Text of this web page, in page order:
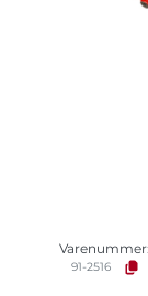
Varenummer:
91-2516